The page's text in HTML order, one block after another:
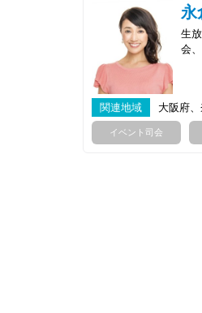
永
生
会
関連地域 大阪府
イベント司会